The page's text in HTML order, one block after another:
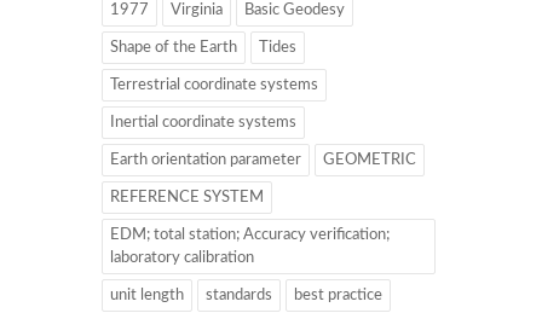
1977 Virginia Basic Geodesy
Shape of the Earth Tides
Terrestrial coordinate systems
Inertial coordinate systems
Earth orientation parameter GEOMETRIC
REFERENCE SYSTEM
EDM; total station; Accuracy verification;
laboratory calibration
unit length standards best practice